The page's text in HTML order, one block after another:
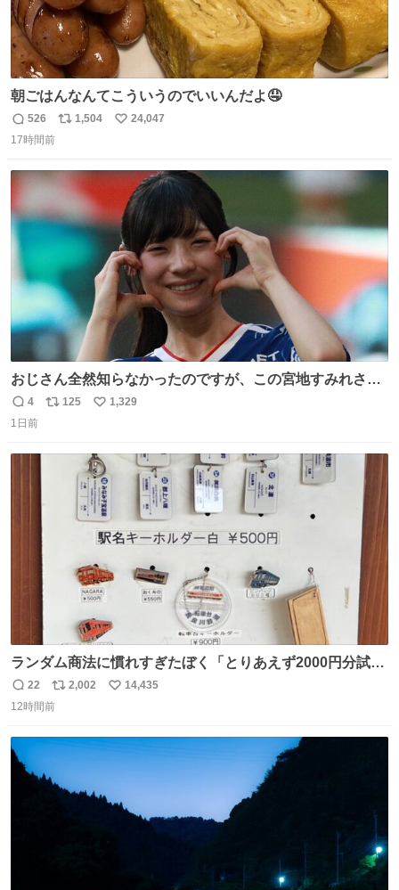
朝ごはんなんてこういうのでいいんだよ🤤
返
信
526
リ
ト
1,504
い
数
24,047
17時間前
おじさん全然知らなかったのですが、この宮地すみれさん
（日向坂46）はマリサポだったのですね。 カメラ目線でに
っこりしていただいたので撮影したものの、全然誰だか知
返
信
4
リ
125
い
数
1,329
1日前
ランダム商法に慣れすぎたぼく「とりあえず2000円分試し
てみるか…」 駅員さん「どれが欲しいの？」 ぼく「えっ
良いんですか？」 駅員さん「何が…？？」 やっぱランダム
わ！！！！！！！！！！！！！！！！！！！！
返
信
22
リ
ポ
ト
2,002
い
数
14,435
12時間前